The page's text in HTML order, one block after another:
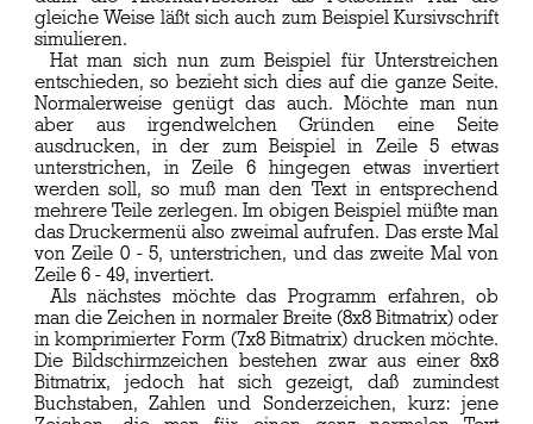
gleiche Weise läßt sich auch zum Beispiel Kursivschrift
simulieren.
Hat man sich nun zum Beispiel für Unterstreichen
entschieden, so bezieht sich dies auf die ganze Seite.
Normalerweise genügt das auch. Möchte man nun
aber aus irgendwelchen Gründen eine Seite
ausdrucken, in der zum Beispiel in Zeile 5 etwas
unterstrichen, in Zeile 6 hingegen etwas invertiert
werden soll, so muß man den Text in entsprechend
mehrere Teile zerlegen. Im obigen Beispiel müßte man
das Druckermenü also zweimal aufrufen. Das erste Mal
von Zeile 0 - 5, unterstrichen, und das zweite Mal von
Zeile 6 - 49, invertiert.
Als nächstes möchte das Programm erfahren, ob
man die Zeichen in normaler Breite (8x8 Bitmatrix) oder
in komprimierter Form (7x8 Bitmatrix) drucken möchte.
Die Bildschirmzeichen bestehen zwar aus einer 8x8
Bitmatrix, jedoch hat sich gezeigt, daß zumindest
Buchstaben, Zahlen und Sonderzeichen, kurz: jene